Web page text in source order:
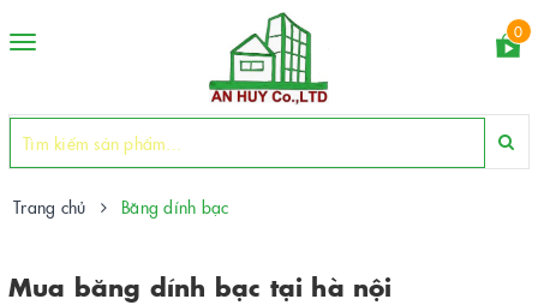
Toggle
0
Trang chủ Băng dính bạc
Mua băng dính bạc tại hà nội